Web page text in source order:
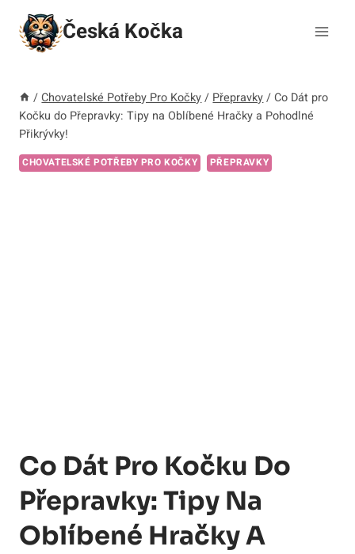
Přeskočit
obsah
Česká Kočka
/ Chovatelské Potřeby Pro Kočky / Přepravky / Co Dát pro
Kočku do Přepravky: Tipy na Oblíbené Hračky a Pohodlné
Přikrývky!
CHOVATELSKÉ POTŘEBY PRO KOČKY PŘEPRAVKY
Co Dát Pro Kočku Do
Přepravky: Tipy Na
Oblíbené Hračky A